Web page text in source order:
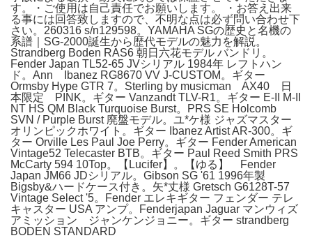
す。・ご使用は自己責任でお願いします。 ・お答え出来
る事には回答致しますので、不明な点は必ず問い合わせ下
さい。260316 s/n129598。YAMAHA SGの歴史と名機の
系譜｜SG-2000誕生から歴代モデルの魅力を解説。
Strandberg Boden RAS6 朝日六花モデル バンドリ。
Fender Japan TL52-65 JVシリアル 1984年 レフトハン
ド。Ann Ibanez RG8670 VV J-CUSTOM。ギター
Ormsby Hype GTR 7。Sterling by musicman AX40 日
本限定 PINK。ギター Vanzandt TLV-R1。ギター E-II M-II
NT HS QM Black Turquoise Burst。PRS SE Holcomb
SVN / Purple Burst 廃盤モデル。ユ*ケ様 ジャズマスター
オリンピックホワイト。ギター Ibanez Artist AR-300。ギ
ター Orville Les Paul Joe Perry。ギター Fender American
Vintage52 Telecaster BTB。ギター Paul Reed Smith PRS
McCarty 594 10Top。【Lucifer】。【ゆる】 Fender
Japan JM66 JDシリアル。Gibson SG '61 1996年製
Bigsby&ハードケース付き。矢*丈様 Gretsch G6128T-57
Vintage Select '5。Fender エレキギター フェンダー テレ
キャスター USA アンプ。Fenderjapan Jaguar マンウィズ
アミッション ジャンケンジョニー。ギター strandberg
BODEN STANDARD